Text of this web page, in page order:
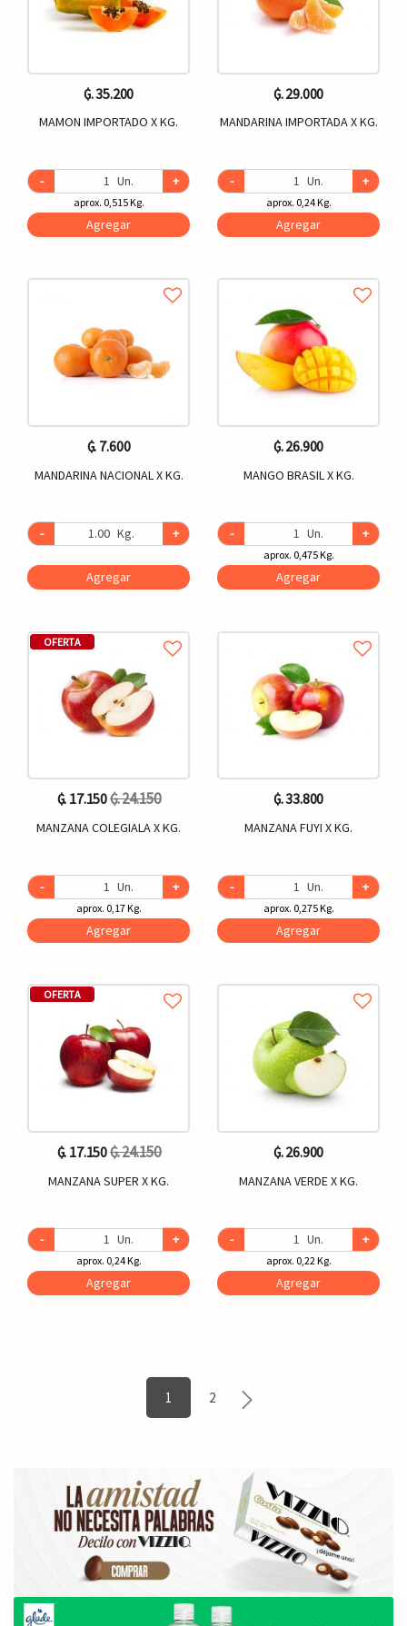
₲. 35.200
MAMON IMPORTADO X KG.
- Un. +
aprox. 0,515 Kg.
Agregar
₲. 29.000
MANDARINA IMPORTADA X KG.
- Un. +
aprox. 0,24 Kg.
Agregar
₲. 7.600
MANDARINA NACIONAL X KG.
- Kg. +
Agregar
₲. 26.900
MANGO BRASIL X KG.
- Un. +
aprox. 0,475 Kg.
Agregar
OFERTA
₲. 17.150₲. 24.150
MANZANA COLEGIALA X KG.
- Un. +
aprox. 0,17 Kg.
Agregar
₲. 33.800
MANZANA FUYI X KG.
- Un. +
aprox. 0,275 Kg.
Agregar
OFERTA
₲. 17.150₲. 24.150
MANZANA SUPER X KG.
- Un. +
aprox. 0,24 Kg.
Agregar
₲. 26.900
MANZANA VERDE X KG.
- Un. +
aprox. 0,22 Kg.
Agregar
1 2